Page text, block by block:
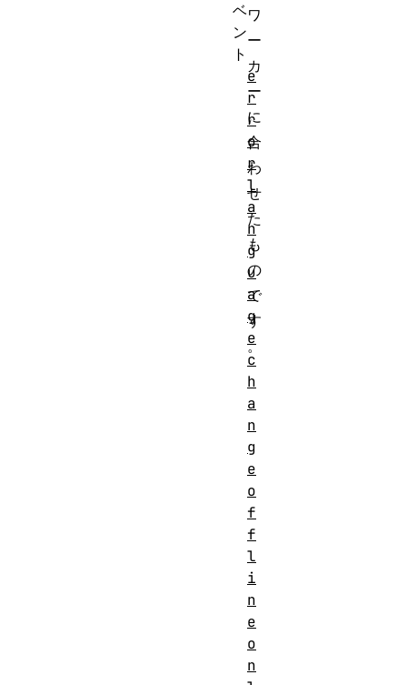
ワ
ー
カ
ー
に
合
わ
せ
た
も
の
で
す
。
ベ
ン
ト
e
r
r
o
r
l
a
n
g
u
a
g
e
c
h
a
n
g
e
o
f
f
l
i
n
e
o
n